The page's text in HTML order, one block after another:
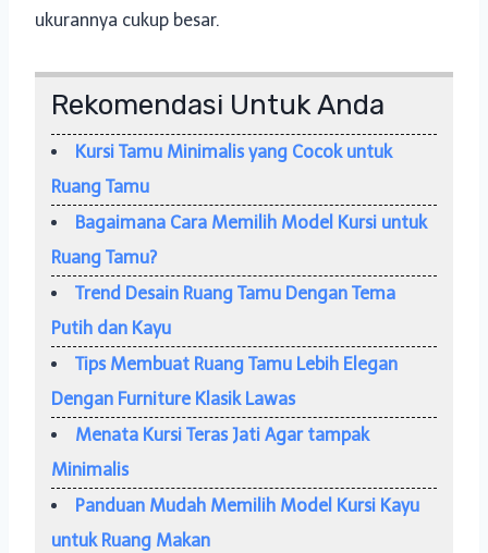
ukurannya cukup besar.
Rekomendasi Untuk Anda
Kursi Tamu Minimalis yang Cocok untuk
Ruang Tamu
Bagaimana Cara Memilih Model Kursi untuk
Ruang Tamu?
Trend Desain Ruang Tamu Dengan Tema
Putih dan Kayu
Tips Membuat Ruang Tamu Lebih Elegan
Dengan Furniture Klasik Lawas
Menata Kursi Teras Jati Agar tampak
Minimalis
Panduan Mudah Memilih Model Kursi Kayu
untuk Ruang Makan